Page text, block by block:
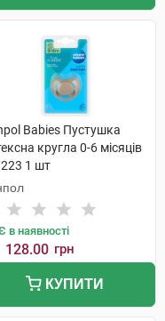
Babies Пустушка
кругла 0-6 місяців
1 шт
в наявності
128.00 грн
КУПИТИ